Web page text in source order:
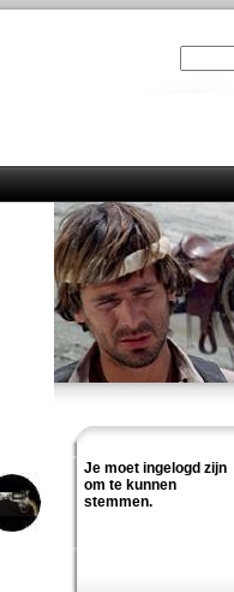
Je moet ingelogd zijn
om te kunnen
stemmen.